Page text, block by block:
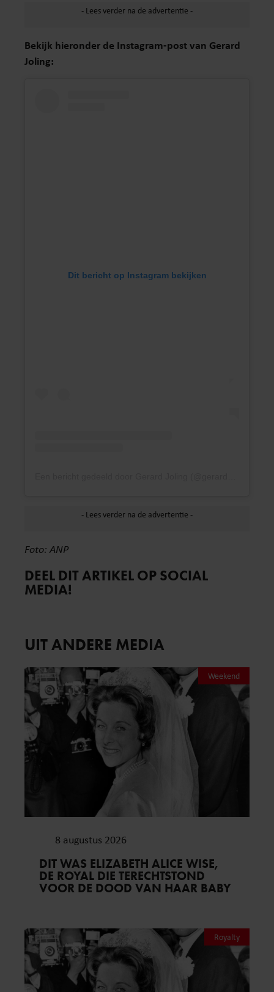
Bekijk hieronder de Instagram-post van Gerard
Joling:
Dit bericht op Instagram bekijken
Foto: ANP
DEEL DIT ARTIKEL OP SOCIAL
MEDIA!
UIT ANDERE MEDIA
Weekend
8 augustus 2026
DIT WAS ELIZABETH ALICE WISE,
DE ROYAL DIE TERECHTSTOND
VOOR DE DOOD VAN HAAR BABY
Royalty